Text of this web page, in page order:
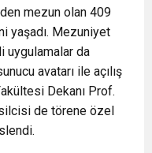
mezun olan 409
yaşadı. Mezuniyet
uygulamalar da
avatarı ile açılış
Dekanı Prof.
de törene özel